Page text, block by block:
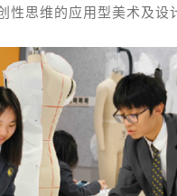
性思维的应用型美术及设